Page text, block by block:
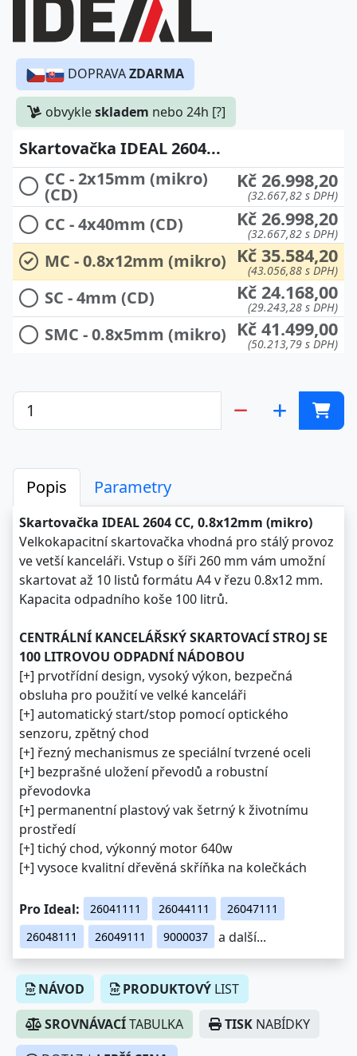
DOPRAVA ZDARMA
obvykleskladem nebo 24h [?]
Skartovačka IDEAL 2604...
CC - 2x15mm (mikro)
(CD)
Kč 26.998,20
(32.667,82 s DPH)
CC - 4x40mm (CD) Kč 26.998,20
(32.667,82 s DPH)
MC - 0.8x12mm (mikro) Kč 35.584,20
(43.056,88 s DPH)
SC - 4mm (CD) Kč 24.168,00
(29.243,28 s DPH)
SMC - 0.8x5mm (mikro) Kč 41.499,00
(50.213,79 s DPH)
Popis Parametry
Skartovačka IDEAL 2604 CC, 0.8x12mm (mikro)
Velkokapacitní skartovačka vhodná pro stálý provoz
ve vetší kanceláři. Vstup o šíři 260 mm vám umožní
skartovat až 10 listů formátu A4 v řezu 0.8x12 mm.
Kapacita odpadního koše 100 litrů.
CENTRÁLNÍ KANCELÁŘSKÝ SKARTOVACÍ STROJ SE
100 LITROVOU ODPADNÍ NÁDOBOU
[+] prvotřídní design, vysoký výkon, bezpečná
obsluha pro použití ve velké kanceláři
[+] automatický start/stop pomocí optického
senzoru, zpětný chod
[+] řezný mechanismus ze speciální tvrzené oceli
[+] bezprašné uložení převodů a robustní
převodovka
[+] permanentní plastový vak šetrný k životnímu
prostředí
[+] tichý chod, výkonný motor 640w
[+] vysoce kvalitní dřevěná skříňka na kolečkách
Pro Ideal: 26041111 26044111
26047111
26048111
26049111 9000037 a další...
NÁVOD PRODUKTOVÝ LIST
SROVNÁVACÍTABULKA TISK NABÍDKY